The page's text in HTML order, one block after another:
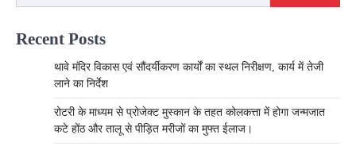
Recent Posts
थावे मंदिर विकास एवं सौंदर्यीकरण कार्यों का स्थल निरीक्षण, कार्य में तेजी
लाने का निर्देश
रोटरी के माध्यम से प्रोजेक्ट मुस्कान के तहत कोलकत्ता में होगा जन्मजात
कटे होंठ और तालू से पीड़ित मरीजों का मुफ्त ईलाज।